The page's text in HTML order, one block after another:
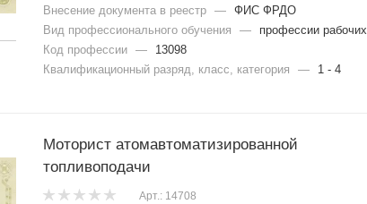
Внесение документа в реестр — ФИС ФРДО
Вид профессионального обучения
—
профессии рабочих
Код профессии —
13098
Квалификационный разряд, класс, категория
— 1 - 4
Моторист атомавтоматизированной
топливоподачи
Арт.: 14708